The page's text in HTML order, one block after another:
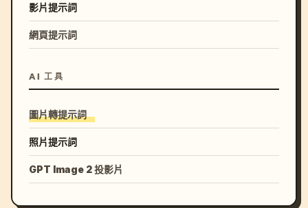
影片提示詞
網頁提示詞
AI 工具
圖片轉提示詞
照片提示詞
GPT Image 2 投影片